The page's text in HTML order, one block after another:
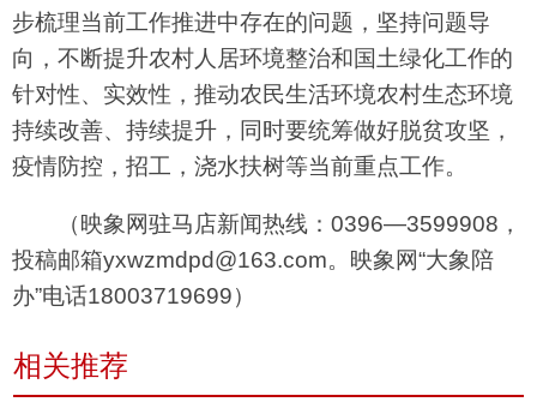
步梳理当前工作推进中存在的问题，坚持问题导
向，不断提升农村人居环境整治和国土绿化工作的
针对性、实效性，推动农民生活环境农村生态环境
持续改善、持续提升，同时要统筹做好脱贫攻坚，
疫情防控，招工，浇水扶树等当前重点工作。
（映象网驻马店新闻热线：0396—3599908，
投稿邮箱yxwzmdpd@163.com。映象网“大象陪
办”电话18003719699）
相关推荐